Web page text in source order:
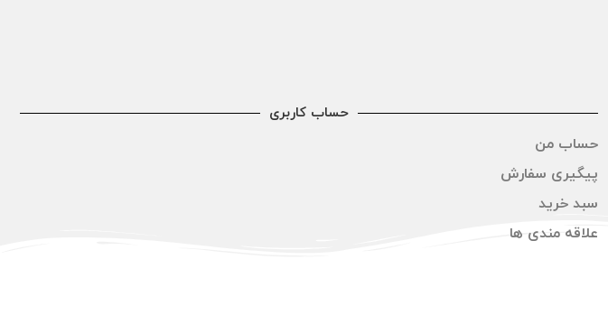
حساب کاربری
حساب من
پیگیری سفارش
سبد خرید
علاقه مندی ها